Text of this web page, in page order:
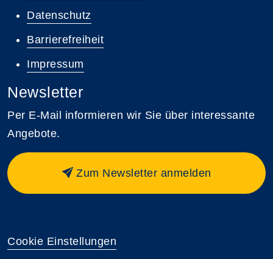
Datenschutz
Barrierefreiheit
Impressum
Newsletter
Per E-Mail informieren wir Sie über interessante
Angebote.
Zum Newsletter anmelden
Cookie Einstellungen